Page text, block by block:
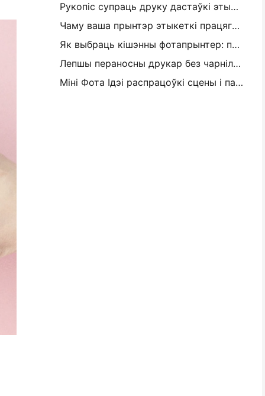
Рукопіс супраць друку дастаўкі этыкеткі: парады для малых прадпрыемстваў у 2026 годзе
Чаму ваша прынтэр этыкеткі працягвае забураць?
Як выбраць кішэнны фотапрынтер: поўны кіраўніцтва для журналістаў, падарожжаў і карыстальнікаў iPhone
Лепшы пераносны друкар без чарнілаў для падарожжаў, школы і мабільнай працы: Hanin MT620 Pro Review
Міні Фота Ідэі распрацоўкі сцены і парады для ўпрыгожвання спальні і спальні